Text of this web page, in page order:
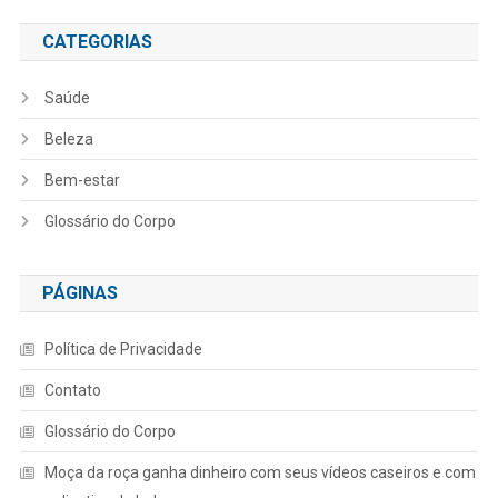
CATEGORIAS
Saúde
Beleza
Bem-estar
Glossário do Corpo
PÁGINAS
Política de Privacidade
Contato
Glossário do Corpo
Moça da roça ganha dinheiro com seus vídeos caseiros e com